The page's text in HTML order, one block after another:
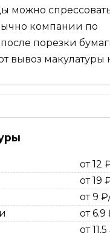
можно
компании по
порезки
вывоз макулатуры
от 12
от 19
от 9
от 6.9
от